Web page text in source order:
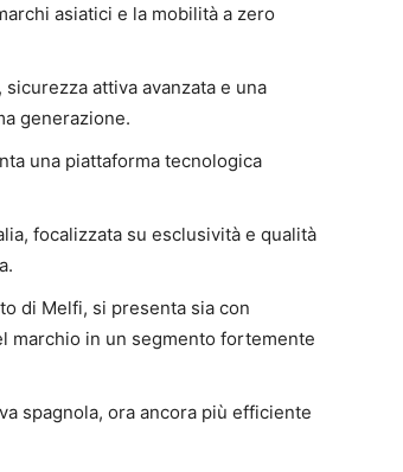
asiatici e la mobilità a zero
attiva avanzata e una
generazione.
una piattaforma tecnologica
focalizzata su esclusività e qualità
di Melfi, si presenta sia con
marchio in un segmento fortemente
spagnola, ora ancora più efficiente